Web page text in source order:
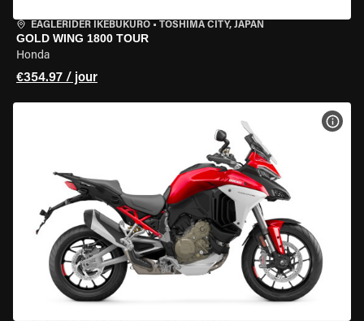
EAGLERIDER IKEBUKURO • TOSHIMA CITY, JAPAN
GOLD WING 1800 TOUR
Honda
€354.97 / jour